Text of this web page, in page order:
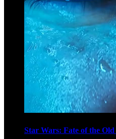
Star Wars: Fate of the